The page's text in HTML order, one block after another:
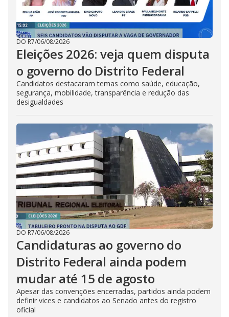
DO R7/06/08/2026
Eleições 2026: veja quem disputa
o governo do Distrito Federal
Candidatos destacaram temas como saúde, educação,
segurança, mobilidade, transparência e redução das
desigualdades
DO R7/06/08/2026
Candidaturas ao governo do
Distrito Federal ainda podem
mudar até 15 de agosto
Apesar das convenções encerradas, partidos ainda podem
definir vices e candidatos ao Senado antes do registro
oficial